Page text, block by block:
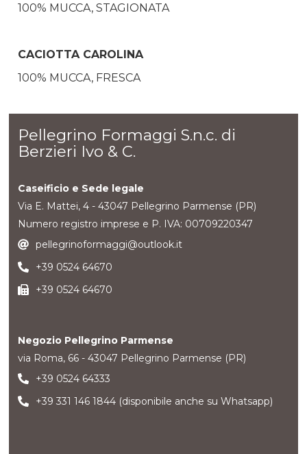
100% MUCCA, STAGIONATA
CACIOTTA CAROLINA
100% MUCCA, FRESCA
Pellegrino Formaggi S.n.c. di
Berzieri Ivo & C.
Caseificio e Sede legale
Via E. Mattei, 4 - 43047 Pellegrino Parmense (PR)
Numero registro imprese e P. IVA: 00709220347
pellegrinoformaggi@outlook.it
+39 0524 64670
+39 0524 64670
Negozio Pellegrino Parmense
via Roma, 66 - 43047 Pellegrino Parmense (PR)
+39 0524 64333
+39 331 146 1844(disponibile anche su Whatsapp)